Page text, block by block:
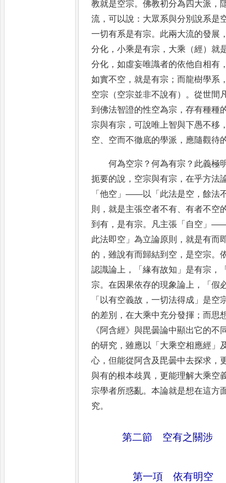
教就是空宗。佛教初分為四大派 ，
流 ，可以說 ： 大眾系與分別說系是
一切有系是有宗。 此兩大流的發展
分化 ，小乘是有宗 ， 大乘（經）就
分化 ，如虛妄唯識者的依他自相有
如實不空 ，就是有宗 ；而龍樹學系
空宗（空宗並非不說有） 。從世間
到佛法智證的性空為宗 ，存有種種
宗與有宗 ，可說唯上智與下愚不移
空、 空而不徹底的學派 ， 應隨觀待
何為空宗 ？何為有宗 ？ 此義極
扼要的說 ， 空宗與有宗 ，在乎方法
「他空 」——以 「 此法是空 ，餘法
則 ，就是主張空者不有、有者不空
到有 ， 是有宗。 凡主張 「 自空 」
此法即空 」為立論原則 ，就是有而
的 ，雖說有而歸結到空 ， 是空宗。
認識論上 ，「緣有故知 」 是有宗 ，
宗。在因果依存的現象論上 ，「假
「 以有空義故 ，一切法得成 」 是空
的差別 ，在大乘中充分發揮 ；而思
《阿含經》與毘曇論中顯出它的不
的研究 ，雖應以 「 大乘空相應經 」
心 ，但能從阿含及毘曇中去探求 ，
與有的根本歧異 ，更能理解大乘空
宗學者所惑亂。本論就是想在這方
究。
第二節 空有之關涉
第一項 依有明空